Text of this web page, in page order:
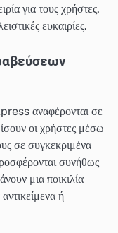
για τους χρήστες,
ευκαιρίες.
αναφέρονται σε
οι χρήστες μέσω
σε συγκεκριμένα
συνήθως
μια ποικιλία
ή